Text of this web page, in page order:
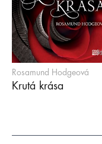
Rosamund Hodgeová
Krutá krása